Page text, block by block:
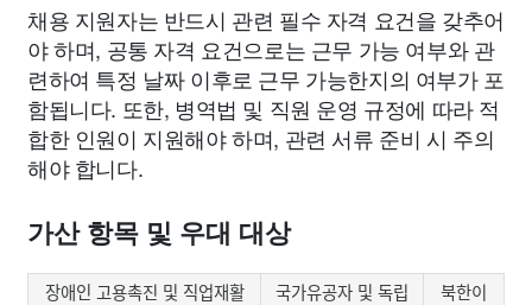
채용 지원자는 반드시 관련 필수 자격 요건을 갖추어
야 하며, 공통 자격 요건으로는 근무 가능 여부와 관
련하여 특정 날짜 이후로 근무 가능한지의 여부가 포
함됩니다. 또한, 병역법 및 직원 운영 규정에 따라 적
합한 인원이 지원해야 하며, 관련 서류 준비 시 주의
해야 합니다.
가산 항목 및 우대 대상
장애인 고용촉진 및 직업재활
국가유공자 및 독립
북한이